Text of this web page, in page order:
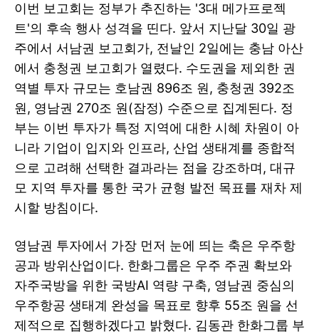
이번 보고회는 정부가 추진하는 '3대 메가프로젝
트'의 후속 행사 성격을 띤다. 앞서 지난달 30일 광
주에서 서남권 보고회가, 전날인 2일에는 충남 아산
에서 충청권 보고회가 열렸다. 수도권을 제외한 권
역별 투자 규모는 호남권 896조 원, 충청권 392조
원, 영남권 270조 원(잠정) 수준으로 집계된다. 정
부는 이번 투자가 특정 지역에 대한 시혜 차원이 아
니라 기업이 입지와 인프라, 산업 생태계를 종합적
으로 고려해 선택한 결과라는 점을 강조하며, 대규
모 지역 투자를 통한 국가 균형 발전 목표를 재차 제
시할 방침이다.
영남권 투자에서 가장 먼저 눈에 띄는 축은 우주항
공과 방위산업이다. 한화그룹은 우주 주권 확보와
자주국방을 위한 국방AI 역량 구축, 영남권 중심의
우주항공 생태계 완성을 목표로 향후 55조 원을 선
제적으로 집행하겠다고 밝혔다. 김동관 한화그룹 부